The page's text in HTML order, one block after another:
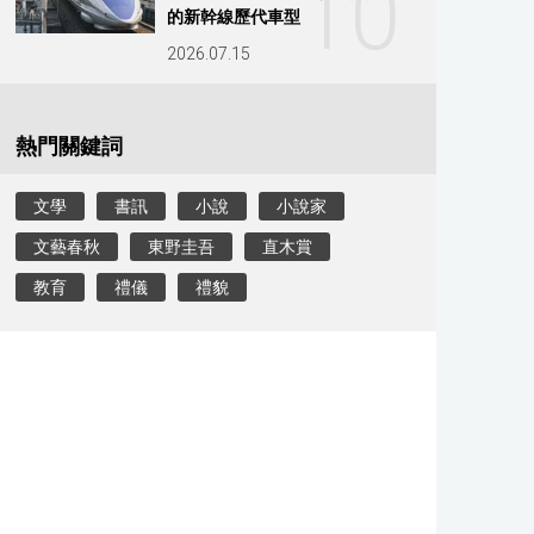
的新幹線歷代車型
2026.07.15
熱門關鍵詞
文學 書訊 小說 小說家
文藝春秋 東野圭吾 直木賞
教育 禮儀 禮貌